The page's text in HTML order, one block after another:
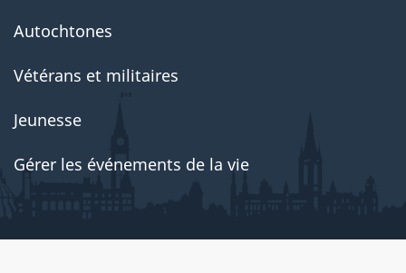
Autochtones
Vétérans et militaires
Jeunesse
Gérer les événements de la vie